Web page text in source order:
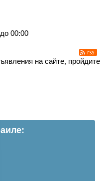
00:00
на сайте, пройдите